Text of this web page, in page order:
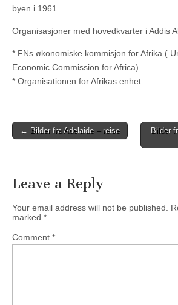
byen i 1961.
Organisasjoner med hovedkvarter i Addis
* FNs økonomiske kommisjon for Afrika (
Economic Commission for Africa)
* Organisationen for Afrikas enhet
Post
← Bilder fra Adelaide – reise
Bilder
Leave a Reply
Your email address will not be published.
marked *
Comment *